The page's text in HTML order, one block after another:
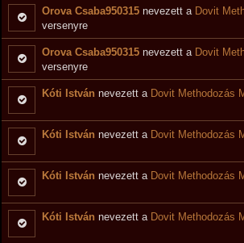
Orova Csaba950315 nevezett a Dovit
versenyre
Orova Csaba950315 nevezett a Dovit
versenyre
Kóti István nevezett a Dovit Methodozás
Kóti István nevezett a Dovit Methodozás
Kóti István nevezett a Dovit Methodozás
Kóti István nevezett a Dovit Methodozás